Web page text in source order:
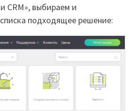
CRM», выбираем и
подходящее решение: